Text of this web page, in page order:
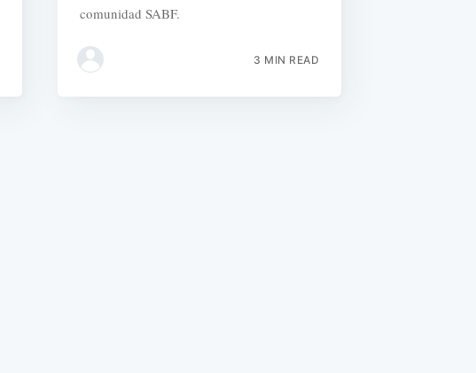
comunidad SABF.
3 MIN READ